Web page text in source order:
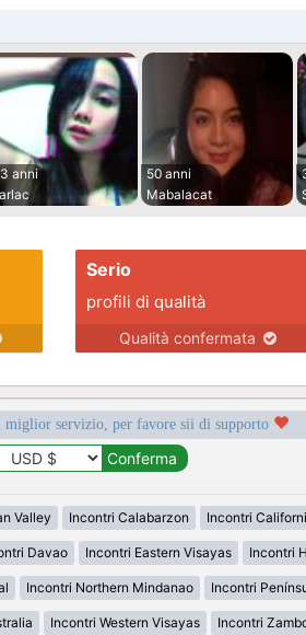
anni
50 anni
Mabalacat
Serio
profili di qualità
Qualità confermata
servizio, per favore sii di supporto
Valley Incontri Calabarzon Incontri
Davao Incontri Eastern Visayas Incontri
Incontri Northern Mindanao Incontri
Incontri Western Visayas Incontri